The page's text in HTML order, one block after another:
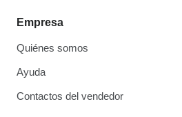
Empresa
Quiénes somos
Ayuda
Contactos del vendedor